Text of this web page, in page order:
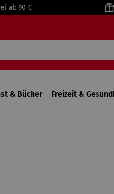
ab 90 €
& Bücher Freizeit &